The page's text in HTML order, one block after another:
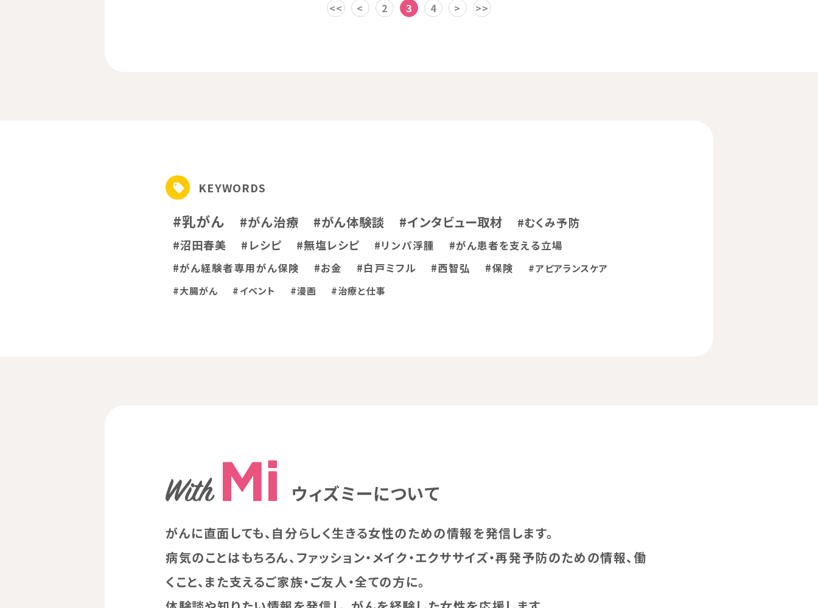
<< < 2 3 4 > >>
KEYWORDS
#乳がん #がん治療 #がん体験談 #インタビュー取材
#むくみ予防
#沼田春美
#レシピ #無塩レシピ #リンパ浮腫
#がん患者を支える立場
#がん経験者専用がん保険
#お金 #白戸ミフル #西智弘 #保険
#アピアランスケア
#大腸がん
#イベント #漫画 #治療と仕事
ウィズミーについて
がんに直面しても、自分らしく生きる女性のための情報を発信します。
病気のことはもちろん、ファッション・メイク・エクササイズ・再発予防のための情報、働
くこと、また支えるご家族・ご友人・全ての方に。